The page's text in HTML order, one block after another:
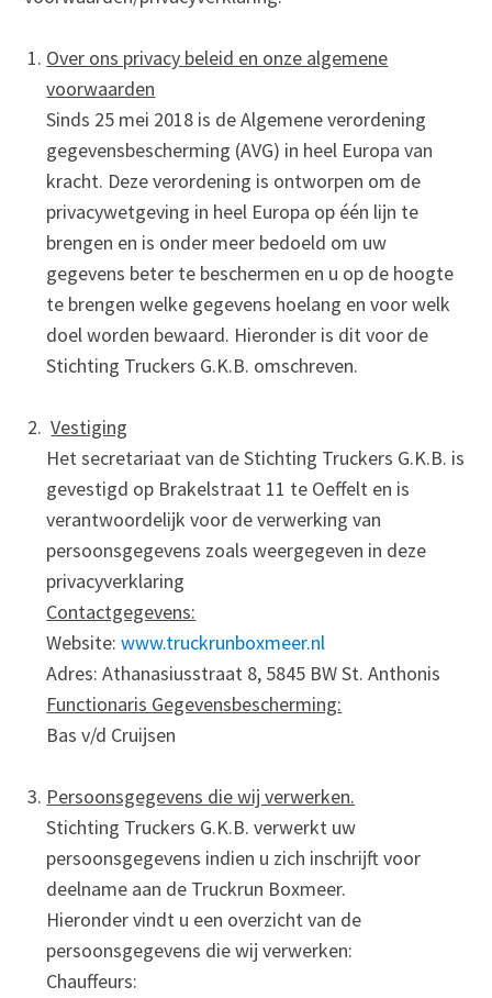
Over ons privacy beleid en onze algemene
voorwaarden
Sinds 25 mei 2018 is de Algemene verordening
gegevensbescherming (AVG) in heel Europa van
kracht. Deze verordening is ontworpen om de
privacywetgeving in heel Europa op één lijn te
brengen en is onder meer bedoeld om uw
gegevens beter te beschermen en u op de hoogte
te brengen welke gegevens hoelang en voor welk
doel worden bewaard. Hieronder is dit voor de
Stichting Truckers G.K.B. omschreven.
Vestiging
Het secretariaat van de Stichting Truckers G.K.B. is
gevestigd op Brakelstraat 11 te Oeffelt en is
verantwoordelijk voor de verwerking van
persoonsgegevens zoals weergegeven in deze
privacyverklaring
Contactgegevens:
Website:www.truckrunboxmeer.nl
Adres: Athanasiusstraat 8, 5845 BW St. Anthonis
Functionaris Gegevensbescherming:
Bas v/d Cruijsen
Persoonsgegevens die wij verwerken.
Stichting Truckers G.K.B. verwerkt uw
persoonsgegevens indien u zich inschrijft voor
deelname aan de Truckrun Boxmeer.
Hieronder vindt u een overzicht van de
persoonsgegevens die wij verwerken:
Chauffeurs: